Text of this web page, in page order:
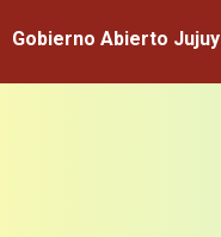
Gobierno Abierto Jujuy